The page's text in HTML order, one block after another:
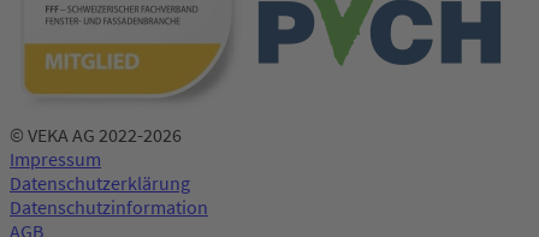
© VEKA AG 2022-2026
Impressum
Datenschutzerklärung
Datenschutzinformation
AGB